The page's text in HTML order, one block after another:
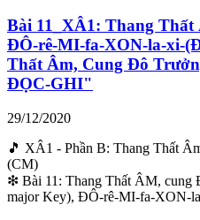
Bài 11_XÂ1: Thang
ĐÔ-rê-MI-fa-XON-la-xi-
Thất Âm, Cung Đô
ĐỌC-GHI"
29/12/2020
🎵 XÂ1 - Phần B: Thang Thất
(CM)
❇ Bài 11: Thang Thất ÂM, cung
major Key), ĐÔ-rê-MI-fa-XON-